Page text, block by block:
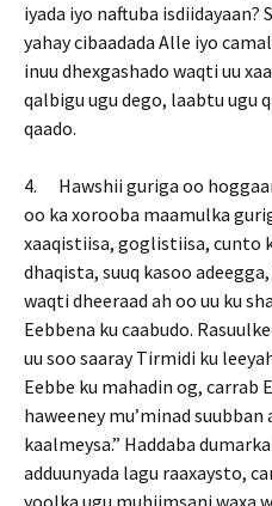
iyada iyo naftuba isdiidayaan?
yahay cibaadada Alle iyo
inuu dhexgashado waqti uu
qalbigu ugu dego, laabtu ugu
qaado.
4. Hawshii guriga oo
oo ka xorooba maamulka
xaaqistiisa, goglistiisa, cunto
dhaqista, suuq kasoo
waqti dheeraad ah oo uu ku
Eebbena ku caabudo.
uu soo saaray Tirmidi ku
Eebbe ku mahadin og, carrab
haweeney mu’minad
kaalmeysa.” Haddaba
adduunyada lagu raaxaysto,
yoolka ugu muhiimsani waxa